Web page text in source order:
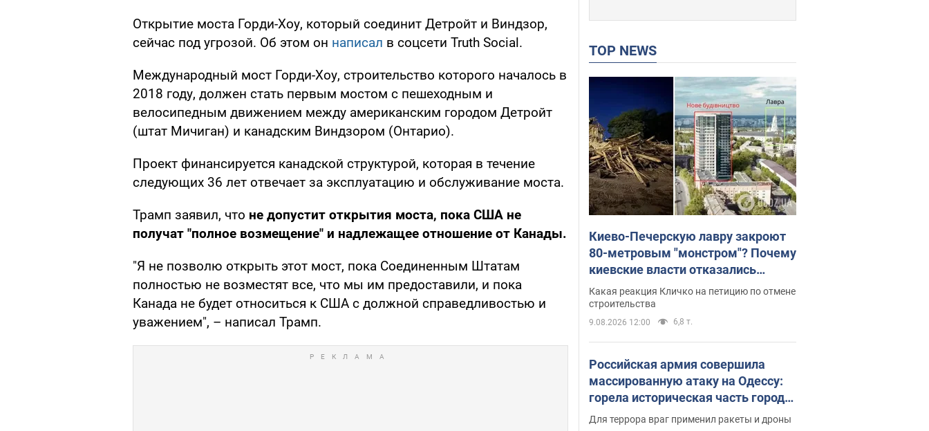
Открытие моста Горди-Хоу, который соединит Детройт и Виндзор,
сейчас под угрозой. Об этом он написал в соцсети Truth Social.
Международный мост Горди-Хоу, строительство которого началось в
2018 году, должен стать первым мостом с пешеходным и
велосипедным движением между американским городом Детройт
(штат Мичиган) и канадским Виндзором (Онтарио).
Проект финансируется канадской структурой, которая в течение
следующих 36 лет отвечает за эксплуатацию и обслуживание моста.
Трамп заявил, что не допустит открытия моста, пока США не
получат "полное возмещение" и надлежащее отношение от Канады.
"Я не позволю открыть этот мост, пока Соединенным Штатам
полностью не возместят все, что мы им предоставили, и пока
Канада не будет относиться к США с должной справедливостью и
уважением", – написал Трамп.
TOP NEWS
Киево-Печерскую лавру закроют
80-метровым "монстром"? Почему
киевские власти отказались
остановить строительство
небоскреба "московского
верующего"
Какая реакция Кличко на петицию по отмене
строительства
9.08.2026 12:00 6,8 т.
Российская армия совершила
массированную атаку на Одессу:
горела историческая часть города,
есть пострадавшие. Фото и видео
Для террора враг применил ракеты и дроны